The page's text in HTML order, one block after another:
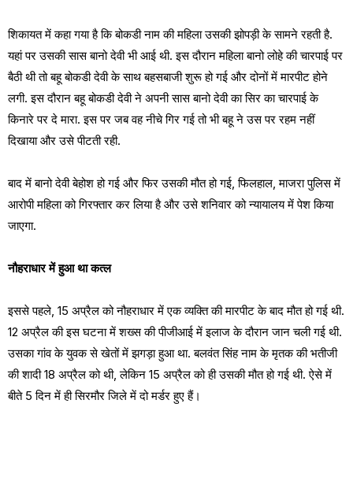
शिकायत में कहा गया है कि बोकडी नाम की महिला उसकी झोपड़ी के सामने रहती है.
यहां पर उसकी सास बानो देवी भी आई थी. इस दौरान महिला बानो लोहे की चारपाई पर
बैठी थी तो बहू बोकडी देवी के साथ बहसबाजी शुरू हो गई और दोनों में मारपीट होने
लगी. इस दौरान बहू बोकडी देवी ने अपनी सास बानो देवी का सिर का चारपाई के
किनारे पर दे मारा. इस पर जब वह नीचे गिर गई तो भी बहू ने उस पर रहम नहीं
दिखाया और उसे पीटती रही.
बाद में बानो देवी बेहोश हो गई और फिर उसकी मौत हो गई, फिलहाल, माजरा पुलिस में
आरोपी महिला को गिरफ्तार कर लिया है और उसे शनिवार को न्यायालय में पेश किया
जाएगा.
नौहराधार में हुआ था कत्ल
इससे पहले, 15 अप्रैल को नौहराधार में एक व्यक्ति की मारपीट के बाद मौत हो गई थी.
12 अप्रैल की इस घटना में शख्स की पीजीआई में इलाज के दौरान जान चली गई थी.
उसका गांव के युवक से खेतों में झगड़ा हुआ था. बलवंत सिंह नाम के मृतक की भतीजी
की शादी 18 अप्रैल को थी, लेकिन 15 अप्रैल को ही उसकी मौत हो गई थी. ऐसे में
बीते 5 दिन में ही सिरमौर जिले में दो मर्डर हुए हैं।